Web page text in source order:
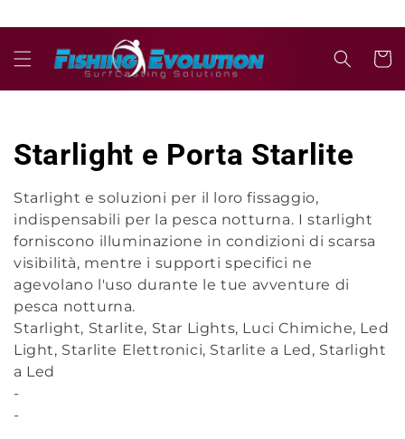
Carrito
C
o
l
e
c
c
i
ó
Starlight e Porta Starlite
Starlight e soluzioni per il loro fissaggio,
indispensabili per la pesca notturna. I starlight
forniscono illuminazione in condizioni di scarsa
visibilità, mentre i supporti specifici ne
agevolano l'uso durante le tue avventure di
pesca notturna.
Starlight, Starlite, Star Lights, Luci Chimiche, Led
Light, Starlite Elettronici, Starlite a Led, Starlight
a Led
-
-